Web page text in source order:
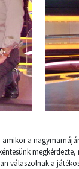
a
válaszolnak a